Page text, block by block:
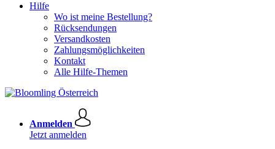
Hilfe
Wo ist meine Bestellung?
Rücksendungen
Versandkosten
Zahlungsmöglichkeiten
Kontakt
Alle Hilfe-Themen
Anmelden
Jetzt anmelden